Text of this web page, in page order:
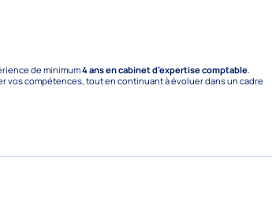
de minimum4 ans en cabinet d’expertise comptable
compétences, tout en continuant à évoluer dans un cadre